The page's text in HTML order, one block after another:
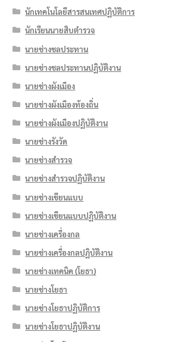
นักเทคโนโลยีสารสนเทศปฏิบัติการ
นักเรียนนายสิบตำรวจ
นายช่างชลประทาน
นายช่างชลประทานปฏิบัติงาน
นายช่างผังเมือง
นายช่างผังเมืองท้องถิ่น
นายช่างผังเมืองปฏิบัติงาน
นายช่างรังวัด
นายช่างสำรวจ
นายช่างสำรวจปฏิบัติงาน
นายช่างเขียนแบบ
นายช่างเขียนแบบปฏิบัติงาน
นายช่างเครื่องกล
นายช่างเครื่องกลปฏิบัติงาน
นายช่างเทคนิค (โยธา)
นายช่างโยธา
นายช่างโยธาปฏิบัติการ
นายช่างโยธาปฏิบัติงาน